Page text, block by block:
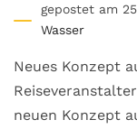
gepostet am
Wasser
Neues Konzept
neuen Konzept